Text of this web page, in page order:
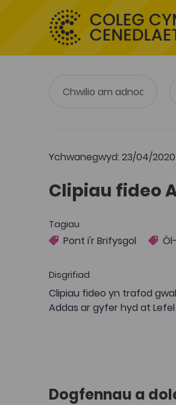
Ychwanegwyd: 23/04/2020
Clipiau fideo
Tagiau
Pont i'r Brifysgol
Disgrifiad
Clipiau fideo yn trafod
Addas ar gyfer hyd at Lefel
Dogfennau a